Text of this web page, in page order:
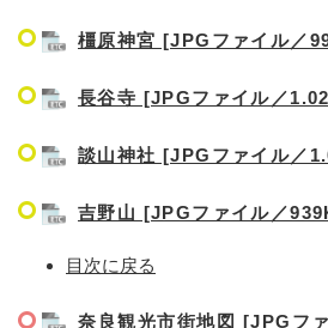
橿原神宮 [JPGファイル／
長谷寺 [JPGファイル／
談山神社 [JPGファイル／
吉野山 [JPGファイル／
目次に戻る
奈良観光市街地図 [JPGフ